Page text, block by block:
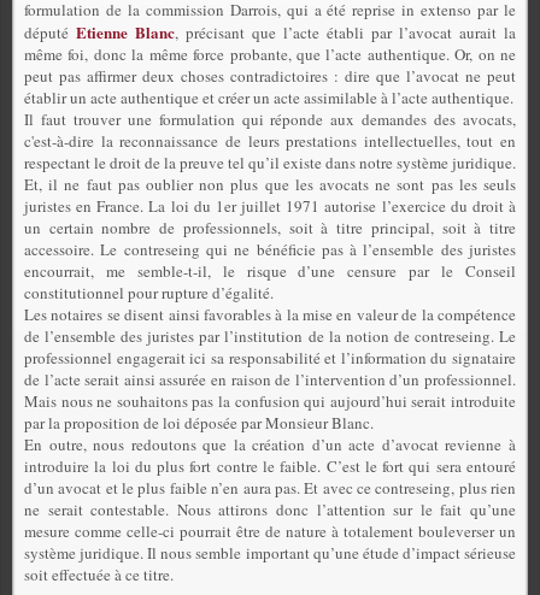
formulation de la commission Darrois, qui a été reprise in extenso par le
député Etienne Blanc, précisant que l’acte établi par l’avocat aurait la
même foi, donc la même force probante, que l’acte authentique. Or, on ne
peut pas affirmer deux choses contradictoires : dire que l’avocat ne peut
établir un acte authentique et créer un acte assimilable à l’acte authentique.
Il faut trouver une formulation qui réponde aux demandes des avocats,
c'est-à-dire la reconnaissance de leurs prestations intellectuelles, tout en
respectant le droit de la preuve tel qu’il existe dans notre système juridique.
Et, il ne faut pas oublier non plus que les avocats ne sont pas les seuls
juristes en France. La loi du 1er juillet 1971 autorise l’exercice du droit à
un certain nombre de professionnels, soit à titre principal, soit à titre
accessoire. Le contreseing qui ne bénéficie pas à l’ensemble des juristes
encourrait, me semble-t-il, le risque d’une censure par le Conseil
constitutionnel pour rupture d’égalité.
Les notaires se disent ainsi favorables à la mise en valeur de la compétence
de l’ensemble des juristes par l’institution de la notion de contreseing. Le
professionnel engagerait ici sa responsabilité et l’information du signataire
de l’acte serait ainsi assurée en raison de l’intervention d’un professionnel.
Mais nous ne souhaitons pas la confusion qui aujourd’hui serait introduite
par la proposition de loi déposée par Monsieur Blanc.
En outre, nous redoutons que la création d’un acte d’avocat revienne à
introduire la loi du plus fort contre le faible. C’est le fort qui sera entouré
d’un avocat et le plus faible n’en aura pas. Et avec ce contreseing, plus rien
ne serait contestable. Nous attirons donc l’attention sur le fait qu’une
mesure comme celle-ci pourrait être de nature à totalement bouleverser un
système juridique. Il nous semble important qu’une étude d’impact sérieuse
soit effectuée à ce titre.